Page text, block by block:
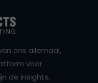
ons allemaal,
voor
de insights,